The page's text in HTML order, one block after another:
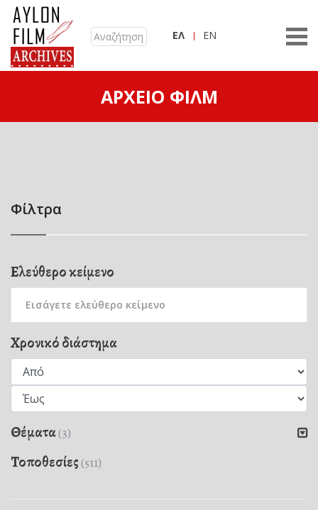
ΕΛ EN
ΑΡΧΕΊΟ ΦΙΛΜ
Φίλτρα
Ελεύθερο κείμενο
Χρονικό διάστημα
Θέματα(3)
Τοποθεσίες (511)